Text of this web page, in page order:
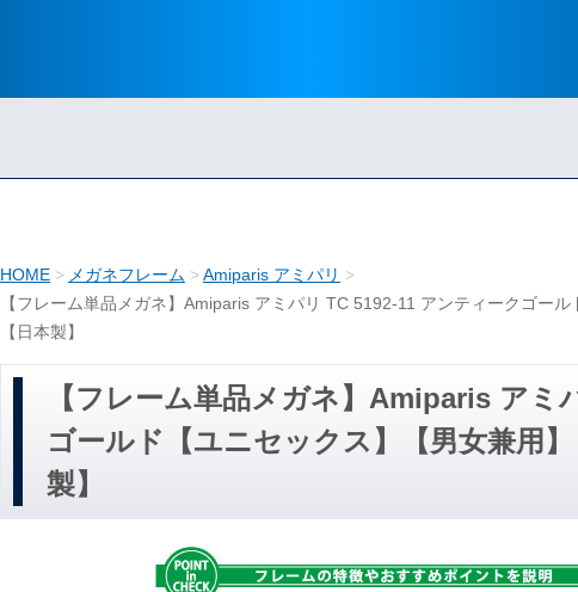
HOME メガネフレーム
Amiparis アミパリ
【フレーム単品メガネ】Amiparis アミパリ TC 5192-11 アンティークゴー
【日本製】
【フレーム単品メガネ】Amiparis アミ
ゴールド【ユニセックス】【男女兼用
製】